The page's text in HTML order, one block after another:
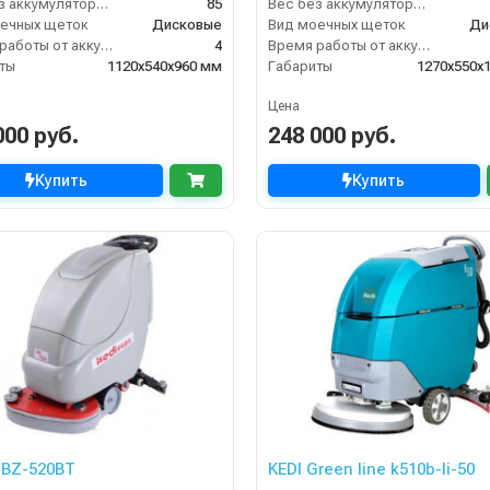
Вес без аккумуляторов (кг)
85
щеток
Дисковые
Время работы от аккумуляторов (ч)
4
1120х540х960 мм
руб.
Купить
Вес без аккумуляторов (кг)
Вид моечных щеток
Время работы от аккумуляторов (ч)
Габариты
Цена
248 000 руб.
Купить
520BT KEDI Green line k510b-li-50